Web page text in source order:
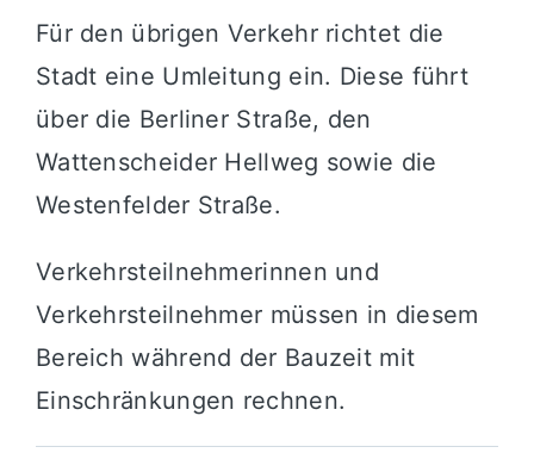
Für den übrigen Verkehr richtet die
Stadt eine Umleitung ein. Diese führt
über die Berliner Straße, den
Wattenscheider Hellweg sowie die
Westenfelder Straße.
Verkehrsteilnehmerinnen und
Verkehrsteilnehmer müssen in diesem
Bereich während der Bauzeit mit
Einschränkungen rechnen.